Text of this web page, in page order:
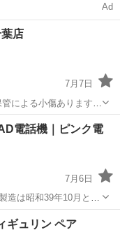
Ad
店
7月7日
貨/小物 宝石
電話機｜ピンク電
7月6日
造は昭和39年10月と記
あります。 インテリ
貨/小物
ギュリン ペア